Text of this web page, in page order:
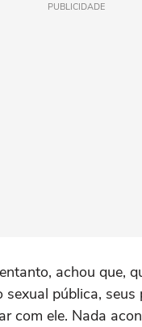
PUBLICIDADE
achou que,
sexual pública, seus
com ele. Nada